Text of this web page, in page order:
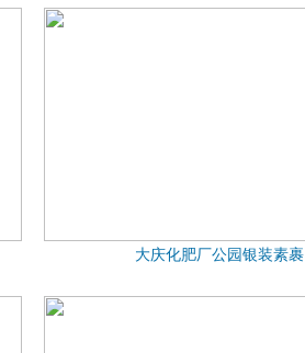
大庆化肥厂公园银装素裹